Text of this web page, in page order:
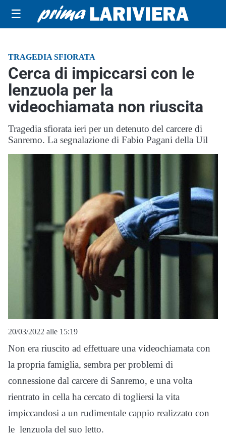
☰
TRAGEDIA SFIORATA
Cerca di impiccarsi con le
lenzuola per la
videochiamata non riuscita
Tragedia sfiorata ieri per un detenuto del carcere di
Sanremo. La segnalazione di Fabio Pagani della Uil
20/03/2022 alle 15:19
Non era riuscito ad effettuare una videochiamata con
la propria famiglia, sembra per problemi di
connessione dal carcere di Sanremo, e una volta
rientrato in cella ha cercato di togliersi la vita
impiccandosi a un rudimentale cappio realizzato con
le lenzuola del suo letto.